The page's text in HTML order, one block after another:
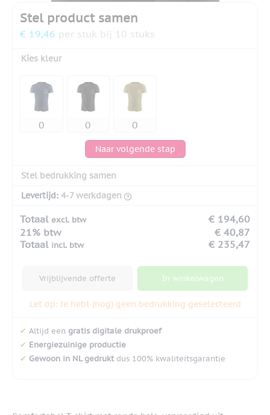
Stel product samen
€ 19,46 per stuk bij 10 stuks
Kies kleur
Naar volgende stap
Stel bedrukking samen
Levertijd: 4-7 werkdagen
Totaal excl. btw
€ 194,60
21% btw
€ 40,87
Totaal incl. btw € 235,47
Vrijblijvende offerte In winkelwagen
Let op: Je hebt (nog) geen bedrukking geselecteerd
✔ Altijd een gratis digitale drukproef
✔ Energiezuinige productie
✔ Gewoon in NL gedruktdus 100% kwaliteitsgarantie